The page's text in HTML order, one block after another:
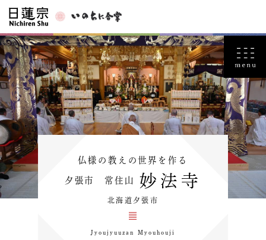
仏様の教えの世界を作る
夕張市 常住山 妙法寺
北海道夕張市
Jyoujyuuzan Myouhouji